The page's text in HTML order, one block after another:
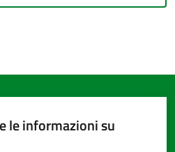
le informazioni su